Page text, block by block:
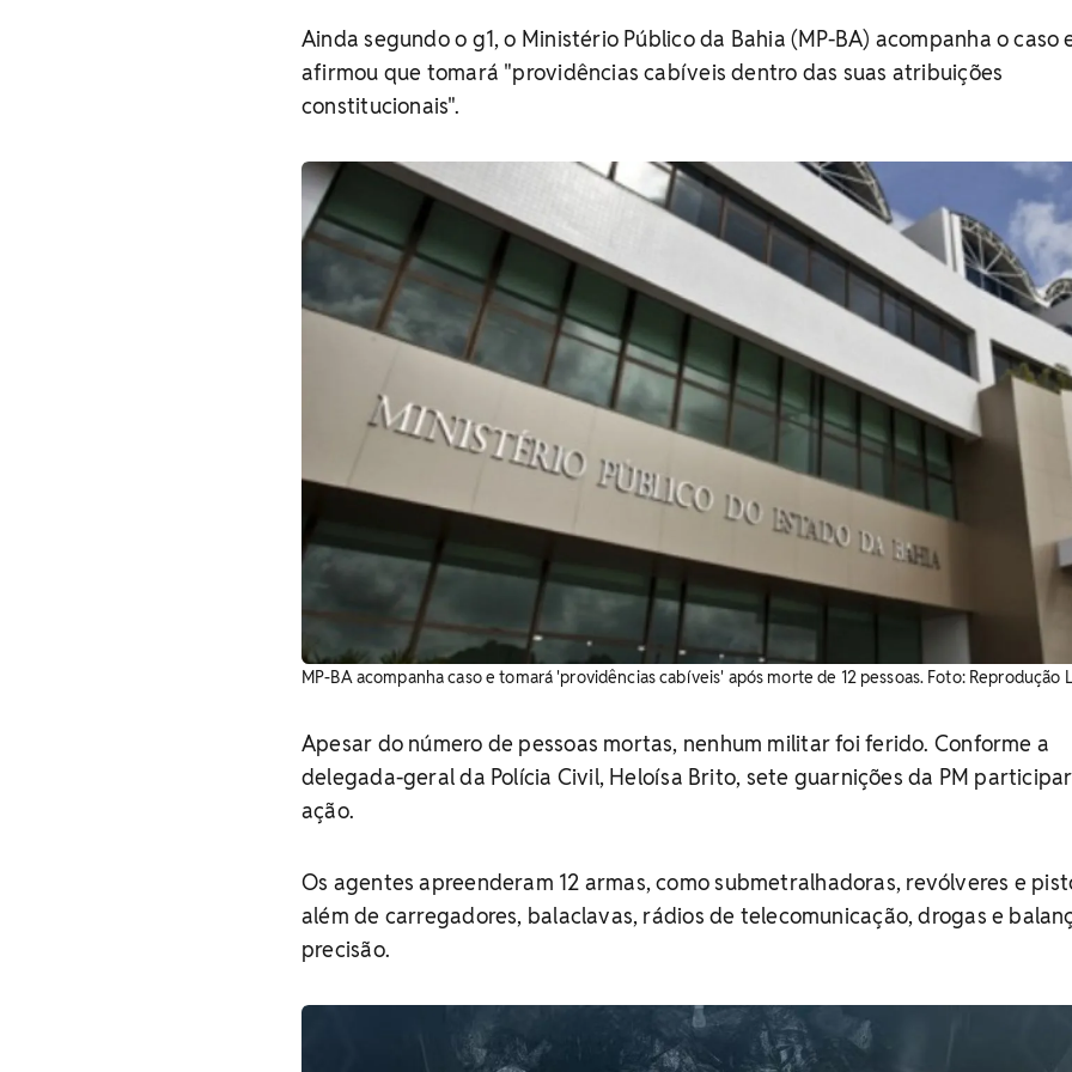
Ainda segundo o g1, o Ministério Público da Bahia (MP-BA) acompanha o caso
afirmou que tomará "providências cabíveis dentro das suas atribuições
constitucionais".
MP-BA acompanha caso e tomará 'providências cabíveis' após morte de 12 pessoas. ​Foto: Reprodução
Apesar do número de pessoas mortas, nenhum militar foi ferido. Conforme a
delegada-geral da Polícia Civil, Heloísa Brito, sete guarnições da PM
ação.
Os agentes apreenderam 12 armas, como submetralhadoras, revólveres e
além de carregadores, balaclavas, rádios de telecomunicação, drogas e
precisão.